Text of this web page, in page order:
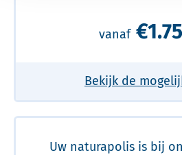
vanaf
Bekijk de
Uw naturapolis is bij